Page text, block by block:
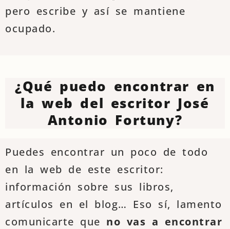
pero escribe y así se mantiene
ocupado.
¿Qué puedo encontrar en
la web del escritor José
Antonio Fortuny?
Puedes encontrar un poco de todo
en la web de este escritor:
información sobre sus libros,
artículos en el blog… Eso sí, lamento
comunicarte que no vas a encontrar